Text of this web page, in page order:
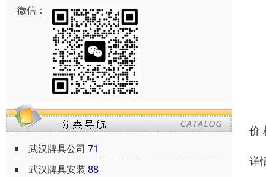
微信：
武汉牌具公司 71
武汉牌具安装 88
价
详